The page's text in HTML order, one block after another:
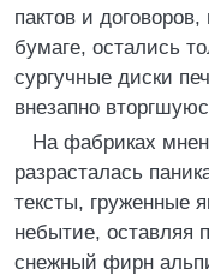
пактов и
бумаге, остались
сургучные диски
внезапно
На фабриках
разрасталась
тексты, груженные
небытие, оставляя
снежный фирн